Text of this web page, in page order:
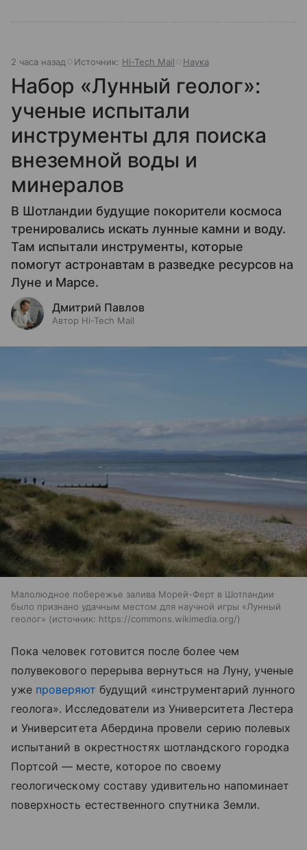
2 часа назад Источник: Hi-Tech Mail Наука
Набор «Лунный геолог»:
ученые испытали
инструменты для поиска
внеземной воды и
минералов
В Шотландии будущие покорители космоса
тренировались искать лунные камни и воду.
Там испытали инструменты, которые
помогут астронавтам в разведке ресурсов на
Луне и Марсе.
Дмитрий Павлов
Автор Hi-Tech Mail
Малолюдное побережье залива Морей-Ферт в Шотландии
было признано удачным местом для научной игры «Лунный
геолог»
источник: https://commons.wikimedia.org/
Пока человек готовится после более чем
полувекового перерыва вернуться на Луну, ученые
уже проверяют будущий «инструментарий лунного
геолога». Исследователи из Университета Лестера
и Университета Абердина провели серию полевых
испытаний в окрестностях шотландского городка
Портсой — месте, которое по своему
геологическому составу удивительно напоминает
поверхность естественного спутника Земли.